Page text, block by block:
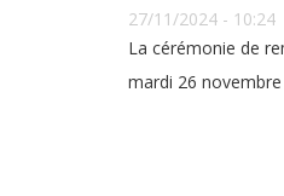
27/11/2024 - 10:24
La cérémonie de
mardi 26 novembre